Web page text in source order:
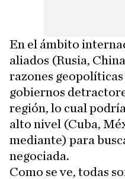
En el ámbito
aliados (Rusia,
razones
gobiernos
región, lo cual
alto nivel (Cuba,
mediante) para
negociada.
Como se ve, todas